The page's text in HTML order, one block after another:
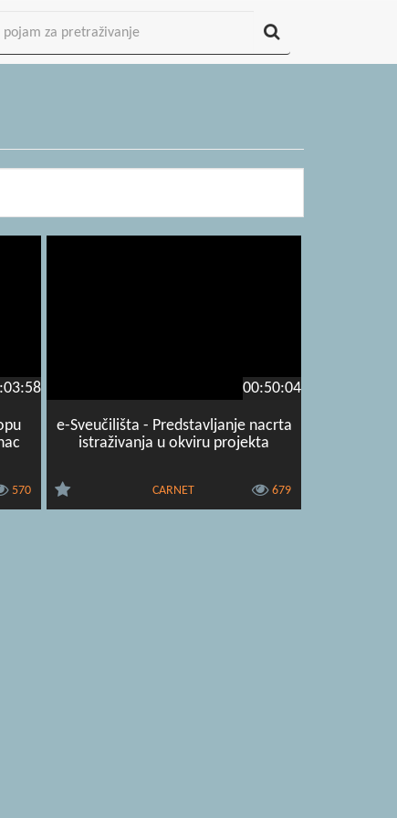
570
00:50:04
e-Sveučilišta - Predstavljanje nacrta
istraživanja u okviru projekta
CARNET 679